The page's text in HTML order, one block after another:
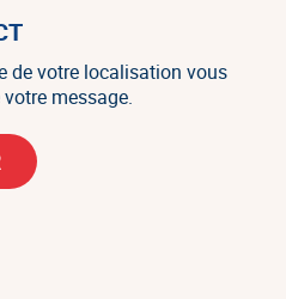
de votre localisation vous
message.